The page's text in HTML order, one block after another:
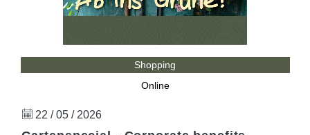
Shopping
Online
22 / 05 / 2026